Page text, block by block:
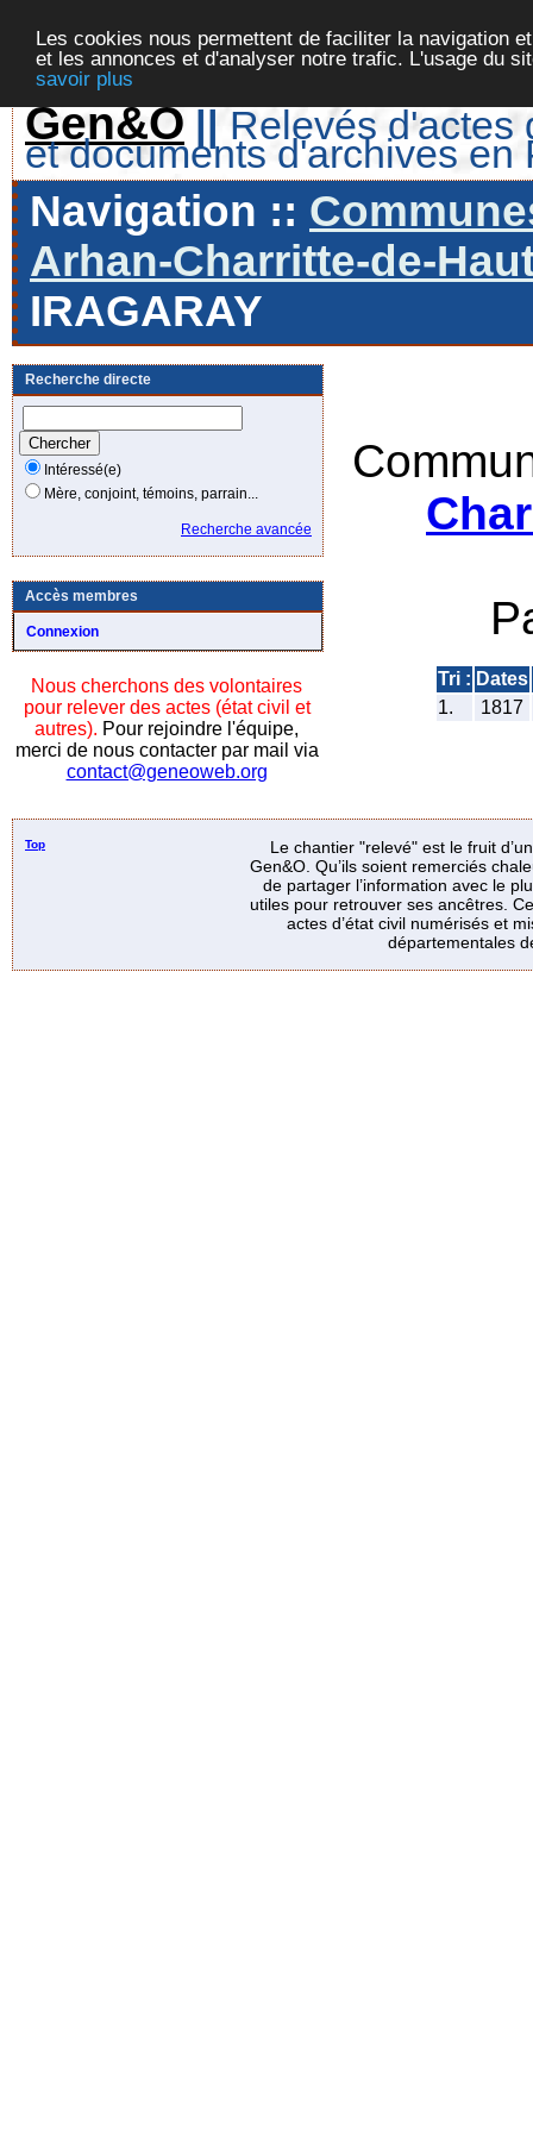
Les cookies nous permettent de faciliter la navigation
et les annonces et d'analyser notre trafic. L'usage du
savoir plus
Gen&O || Relevés d'actes
et documents d'archives en
Navigation ::
Arhan-Charritte-de-
IRAGARAY
Recherche directe
Intéressé(e)
Mère, conjoint, témoins, parrain...
Recherche avancée
Accès membres
Connexion
Nous cherchons des volontaires
pour relever des actes (état civil et
autres). Pour rejoindre l'équipe,
merci de nous contacter par mail via
contact@geneoweb.org
Tri : Dates
1.
1817
Top
Le chantier "relevé" est le fruit
Gen&O. Qu’ils soient remerciés
de partager l’information avec le
utiles pour retrouver ses ancêtres.
actes d’état civil numérisés et
départementales